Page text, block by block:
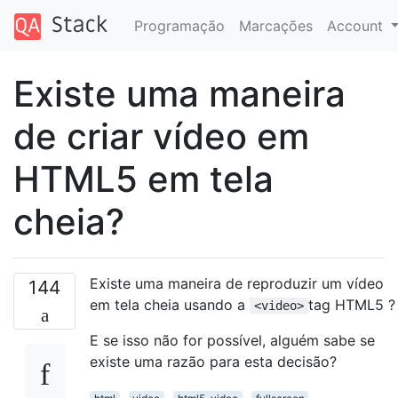
Programação Marcações Account
Existe uma maneira
de criar vídeo em
HTML5 em tela
cheia?
144
Existe uma maneira de reproduzir um vídeo
em tela cheia usando a
<video> tag HTML5 ?
E se isso não for possível, alguém sabe se
existe uma razão para esta decisão?